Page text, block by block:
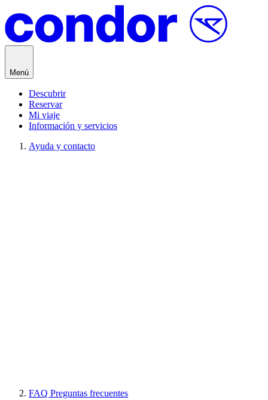
Menú
Descubrir
Reservar
Mi viaje
Información y servicios
Ayuda y contacto
FAQ Preguntas frecuentes